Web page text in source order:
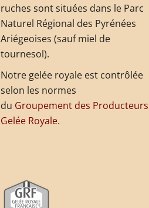
ruches sont situées dans le Parc
Naturel Régional des Pyrénées
Ariégeoises (sauf miel de
tournesol).
Notre gelée royale est contrôlée
selon les normes
du Groupement des Producteurs
Gelée Royale.